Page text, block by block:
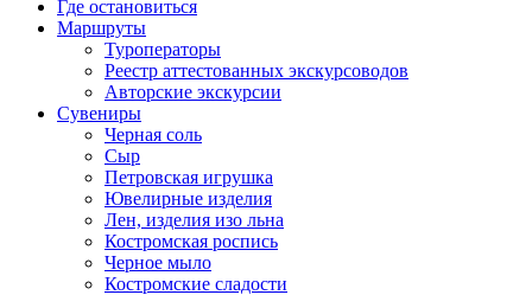
Где остановиться
Маршруты
Туроператоры
Реестр аттестованных экскурсоводов
Авторские экскурсии
Сувениры
Черная соль
Сыр
Петровская игрушка
Ювелирные изделия
Лен, изделия изо льна
Костромская роспись
Черное мыло
Костромские сладости